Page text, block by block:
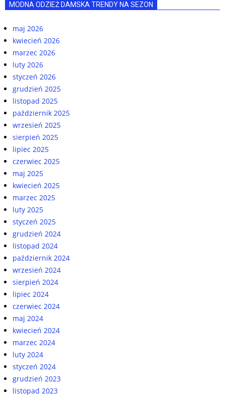
MODNA ODZIEŻ DAMSKA TRENDY NA SEZON
maj 2026
kwiecień 2026
marzec 2026
luty 2026
styczeń 2026
grudzień 2025
listopad 2025
październik 2025
wrzesień 2025
sierpień 2025
lipiec 2025
czerwiec 2025
maj 2025
kwiecień 2025
marzec 2025
luty 2025
styczeń 2025
grudzień 2024
listopad 2024
październik 2024
wrzesień 2024
sierpień 2024
lipiec 2024
czerwiec 2024
maj 2024
kwiecień 2024
marzec 2024
luty 2024
styczeń 2024
grudzień 2023
listopad 2023